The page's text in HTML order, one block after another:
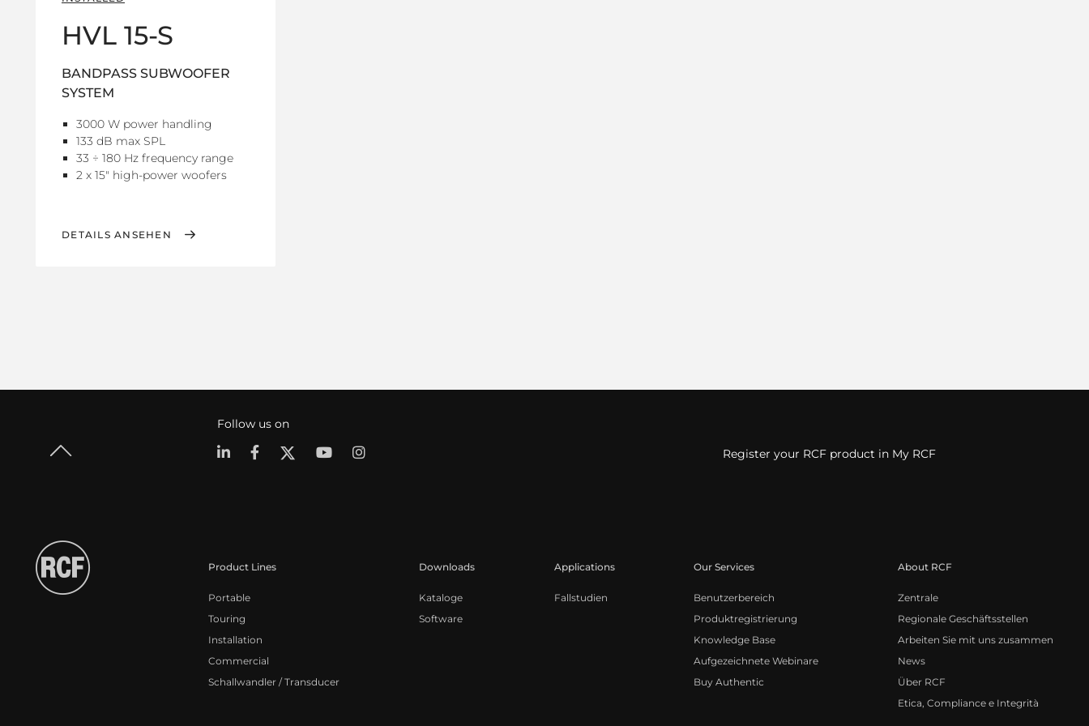
HVL 15-S
BANDPASS SUBWOOFER
SYSTEM
3000 W power handling
133 dB max SPL
33 ÷ 180 Hz frequency range
2 x 15" high-power woofers
DETAILS ANSEHEN
Follow us on
Register your RCF product in My RCF
Product Lines
Portable
Touring
Installation
Commercial
Schallwandler / Transducer
Downloads
Kataloge
Software
Applications
Fallstudien
Our Services
Benutzerbereich
Produktregistrierung
Knowledge Base
Aufgezeichnete Webinare
Buy Authentic
About RCF
Zentrale
Regionale Geschäftsstellen
Arbeiten Sie mit uns zusammen
News
Über RCF
Etica, Compliance e Integrità